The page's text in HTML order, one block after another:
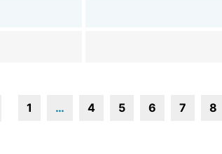
1 … 4 5 6 7 8